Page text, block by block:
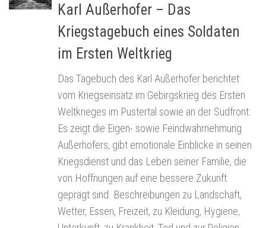
Karl Außerhofer – Das
Kriegstagebuch eines Soldaten
im Ersten Weltkrieg
Das Tagebuch des Karl Außerhofer berichtet
vom Kriegseinsatz im Gebirgskrieg des Ersten
Weltkrieges im Pustertal sowie an der Südfront.
Es zeigt die Eigen- sowie Feindwahrnehmung
Außerhofers, gibt emotionale Einblicke in seinen
Kriegsdienst und das Leben seiner Familie, die
von Hoffnungen auf eine bessere Zukunft
geprägt sind. Beschreibungen zu Landschaft,
Wetter, Essen, Freizeit, zu Kleidung, Hygiene,